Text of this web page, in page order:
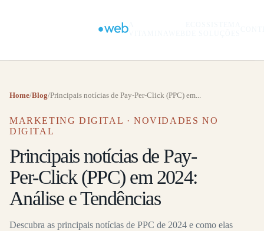
Home/Blog/Principais notícias de Pay-Per-Click (PPC) em...
MARKETING DIGITAL · NOVIDADES NO
DIGITAL
Principais notícias de Pay-
Per-Click (PPC) em 2024:
Análise e Tendências
Descubra as principais notícias de PPC de 2024 e como elas